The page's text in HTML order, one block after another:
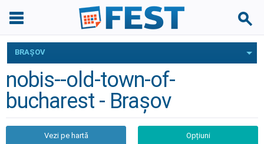
BRAŞOV
nobis--old-town-of-
bucharest - Braşov
Vezi pe hartă Opțiuni